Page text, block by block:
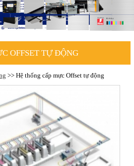
OFFSET TỰ ĐỘNG
>> Hệ thống cấp mực Offset tự động